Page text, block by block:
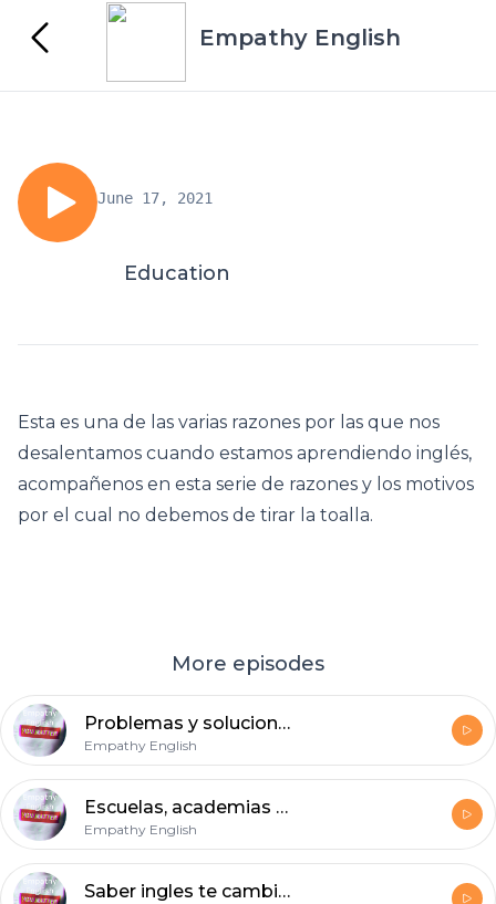
Empathy English
June 17, 2021
Education
Esta es una de las varias razones por las que nos
desalentamos cuando estamos aprendiendo inglés,
acompañenos en esta serie de razones y los motivos
por el cual no debemos de tirar la toalla.
More episodes
Problemas y soluciones en aulas presenciales y virtuales de inglés.
Empathy English
Escuelas, academias y centros de idiomas.
Empathy English
Saber ingles te cambia la vida de muchas maneras.